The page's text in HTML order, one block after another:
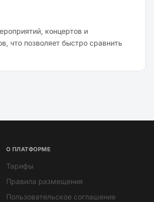
концертов и
что позволяет быстро сравнить
О ПЛАТФОРМЕ
Тарифы
Правила размещения
Пользовательское соглашение